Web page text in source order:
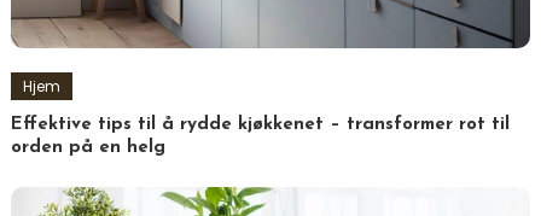
Hjem
Effektive tips til å rydde kjøkkenet – transformer rot til
orden på en helg